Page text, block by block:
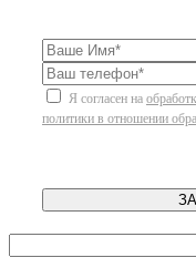
Я согласен на
политики в отношении